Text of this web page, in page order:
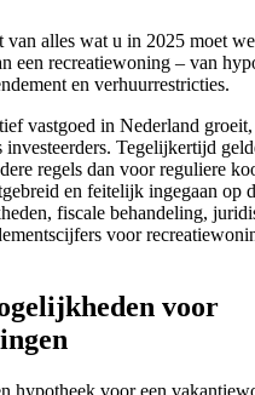
alles wat u in 2025 moet
een recreatiewoning – van
en verhuurrestricties.
vastgoed in Nederland
investeerders. Tegelijkertijd
regels dan voor reguliere
en feitelijk ingegaan op
fiscale behandeling,
voor
voor